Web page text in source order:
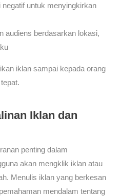
untuk menyingkirkan
audiens berdasarkan lokasi,
iklan sampai kepada orang
Iklan dan
penting dalam
akan mengklik iklan atau
Menulis iklan yang berkesan
mendalam tentang